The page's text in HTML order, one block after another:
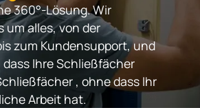
360°-Lösung. Wir
um alles, von der
zum Kundensupport, und
Ihre Schließfächer
, ohne dass Ihr
Arbeit hat.